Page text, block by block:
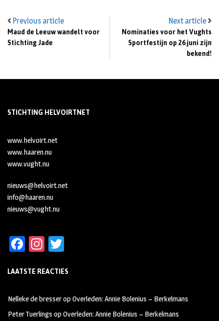
Previous article
Maud de Leeuw wandelt voor
Stichting Jade
Next article
Nominaties voor het Vughts
Sportfestijn op 26 juni zijn
bekend!
STICHTING HELVOIRTNET
www.helvoirt.net
www.haaren.nu
www.vught.nu
nieuws@helvoirt.net
info@haaren.nu
nieuws@vught.nu
Fa
b
oo
k
In
ag
m
tt
LAATSTE REACTIES
Nelleke de bresseropOverleden: Annie Bolenius – Berkelmans
Peter Tuerlings opOverleden: Annie Bolenius – Berkelmans